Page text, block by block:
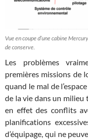
Vue en coupe d’une cabine
de conserve.
Les problèmes
premières missions de
quand le mal de
de la vie dans un
en effet des conflits
planifications
d’équipage, qui ne